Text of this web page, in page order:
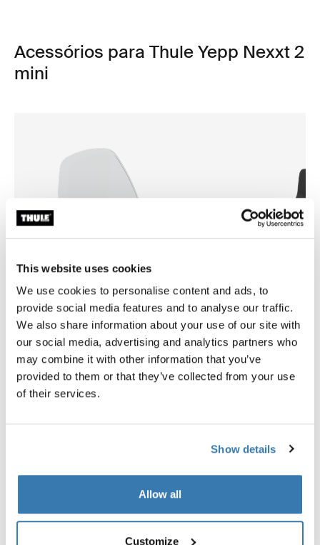
This website uses cookies
We use cookies to personalise content and ads, to
provide social media features and to analyse our traffic.
We also share information about your use of our site with
our social media, advertising and analytics partners who
may combine it with other information that you’ve
provided to them or that they’ve collected from your use
of their services.
Show details
Allow all
Customize
Acessórios para Thule Yepp Nexxt 2
mini
Thule Yepp mini windscreen
para-brisa transparente
R$ 469,00
Thule Yepp front adapter
adaptador
R$ 389,00
Toggle overview
Descrição do produto
Toggle features